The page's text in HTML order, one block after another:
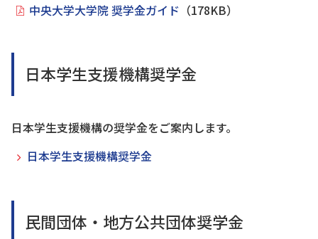
中央大学大学院 奨学金ガイド （178KB）
日本学生支援機構奨学金
日本学生支援機構の奨学金をご案内します。
日本学生支援機構奨学金
民間団体・地方公共団体奨学金